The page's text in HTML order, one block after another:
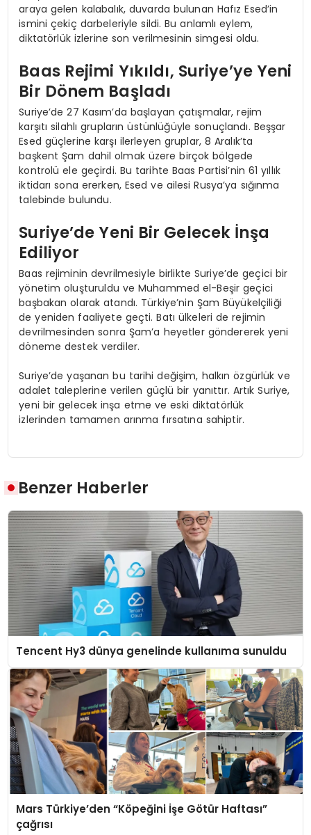
araya gelen kalabalık, duvarda bulunan Hafız Esed’in
ismini çekiç darbeleriyle sildi. Bu anlamlı eylem,
diktatörlük izlerine son verilmesinin simgesi oldu.
Baas Rejimi Yıkıldı, Suriye’ye Yeni
Bir Dönem Başladı
Suriye’de 27 Kasım’da başlayan çatışmalar, rejim
karşıtı silahlı grupların üstünlüğüyle sonuçlandı. Beşşar
Esed güçlerine karşı ilerleyen gruplar, 8 Aralık’ta
başkent Şam dahil olmak üzere birçok bölgede
kontrolü ele geçirdi. Bu tarihte Baas Partisi’nin 61 yıllık
iktidarı sona ererken, Esed ve ailesi Rusya’ya sığınma
talebinde bulundu.
Suriye’de Yeni Bir Gelecek İnşa
Ediliyor
Baas rejiminin devrilmesiyle birlikte Suriye’de geçici bir
yönetim oluşturuldu ve Muhammed el-Beşir geçici
başbakan olarak atandı. Türkiye’nin Şam Büyükelçiliği
de yeniden faaliyete geçti. Batı ülkeleri de rejimin
devrilmesinden sonra Şam’a heyetler göndererek yeni
döneme destek verdiler.
Suriye’de yaşanan bu tarihi değişim, halkın özgürlük ve
adalet taleplerine verilen güçlü bir yanıttır. Artık Suriye,
yeni bir gelecek inşa etme ve eski diktatörlük
izlerinden tamamen arınma fırsatına sahiptir.
Benzer Haberler
Tencent Hy3 dünya genelinde kullanıma sunuldu
Mars Türkiye’den “Köpeğini İşe Götür Haftası”
çağrısı